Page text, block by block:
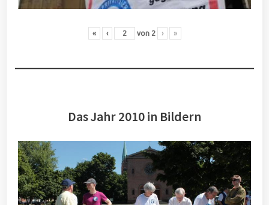
« ‹ von 2 › »
Das Jahr 2010 in Bildern